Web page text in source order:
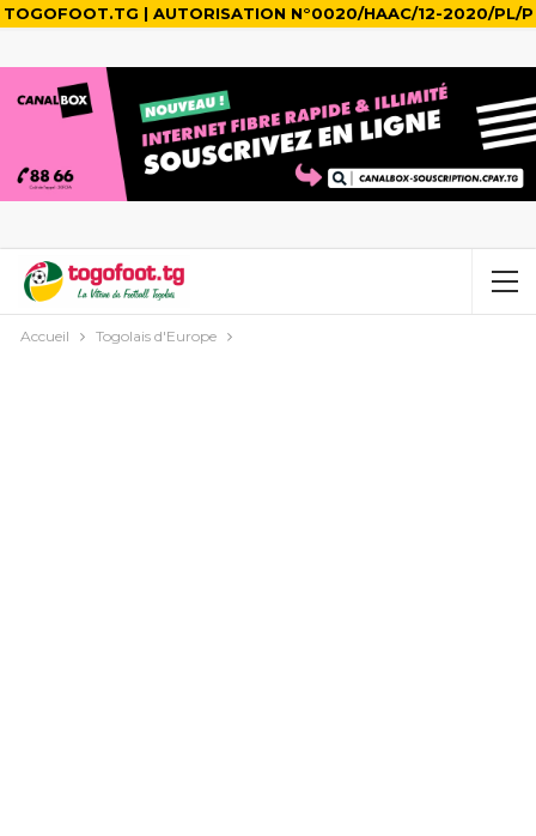
TOGOFOOT.TG | AUTORISATION N°0020/HAAC/12-2020/PL/P
Accueil Togolais d'Europe